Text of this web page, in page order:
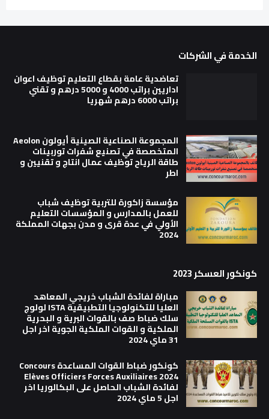
الخدمة في الشركات
تعاضدية عامة بقطاع التعليم توظيف اعوان
اداريين براتب 4000 و 5000 درهم و تقني
براتب 6000 درهم شهريا
المجموعة الصناعية الصينية أيولون Aeolon
المتخصصة في تصنيع شفرات توربينات
طاقة الرياح توظيف عمال انتاج و تقنيين و
اطر
مؤسسة زاكورة للتربية توظيف شباب
للعمل بالمدارس و المؤسسات التعليم
الأولي في عدة قرى و مدن بجهات المملكة
2024
كونكور العسكر 2023
مباراة لفائدة الشباب خريجي المعاهد
العليا للتكنولوجيا التطبيقية ISTA لولوج
سلك ضباط صف بالقوات البرية و البحرية
الملكية و القوات الملكية الجوية اخر اجل
31 ماي 2024
كونكور ضباط القوات المساعدة Concours
Elèves Officiers Forces Auxiliaires 2024
لفائدة الشباب الحاصل على البكالوريا اخر
اجل 5 ماي 2024